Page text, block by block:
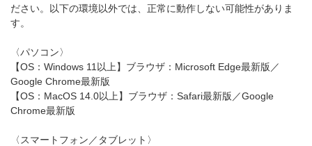
ださい。以下の環境以外では、正常に動作しない可能性がありま
す。
〈パソコン〉
【OS：Windows 11以上】ブラウザ：Microsoft Edge最新版／
Google Chrome最新版
【OS：MacOS 14.0以上】ブラウザ：Safari最新版／Google
Chrome最新版
〈スマートフォン／タブレット〉